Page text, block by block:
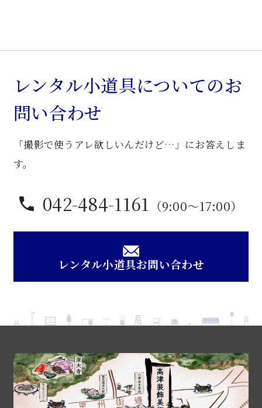
ク
円
型
子
レンタル小道具についてのお
問い合わせ
「撮影で使うアレ欲しいんだけど…」にお答えしま
す。
042-484-1161 （9:00〜17:00）
レンタル小道具お問い合わせ